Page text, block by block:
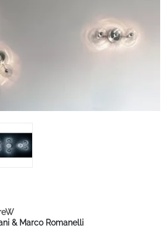
& Marco Romanelli